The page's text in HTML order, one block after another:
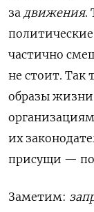
за движения.
частично
не стоит. Так
образы
их
присущи —
Заметим: